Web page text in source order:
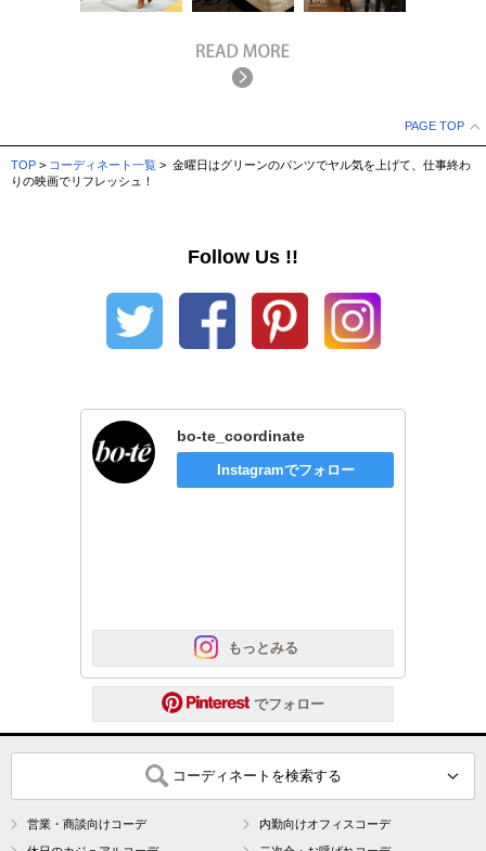
PAGE TOP
TOP > コーディネート一覧 > 金曜日はグリーンのパンツでヤル気を上げて、仕事終わ
りの映画でリフレッシュ！
Follow Us !!
でフォロー
bo-te_coordinate
Instagramでフォロー
もっとみる
コーディネートを検索する
営業・商談向けコーデ 内勤向けオフィスコーデ